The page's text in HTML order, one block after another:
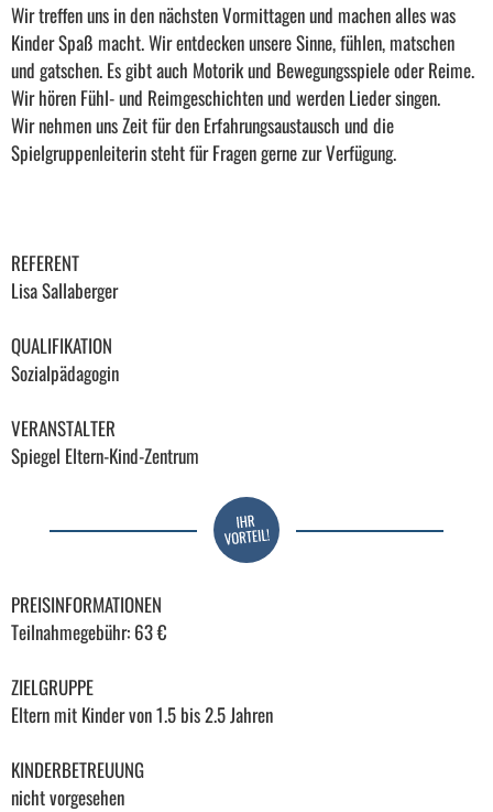
Wir treffen uns in den nächsten Vormittagen und machen alles was
Kinder Spaß macht. Wir entdecken unsere Sinne, fühlen, matschen
und gatschen. Es gibt auch Motorik und Bewegungsspiele oder Reime.
Wir hören Fühl- und Reimgeschichten und werden Lieder singen.
Wir nehmen uns Zeit für den Erfahrungsaustausch und die
Spielgruppenleiterin steht für Fragen gerne zur Verfügung.
REFERENT
Lisa Sallaberger
QUALIFIKATION
Sozialpädagogin
VERANSTALTER
Spiegel Eltern-Kind-Zentrum
PREISINFORMATIONEN
Teilnahmegebühr: 63 €
ZIELGRUPPE
Eltern mit Kinder von 1.5 bis 2.5 Jahren
KINDERBETREUUNG
nicht vorgesehen